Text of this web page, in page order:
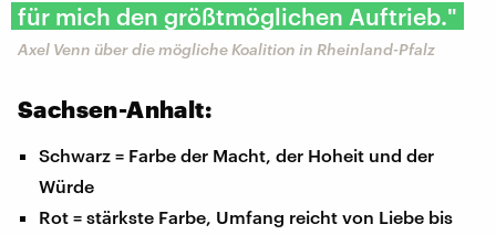
für mich den größtmöglichen Auftrieb."
Axel Venn über die mögliche Koalition in Rheinland-Pfalz
Sachsen-Anhalt:
Schwarz = Farbe der Macht, der Hoheit und der
Würde
Rot = stärkste Farbe, Umfang reicht von Liebe bis